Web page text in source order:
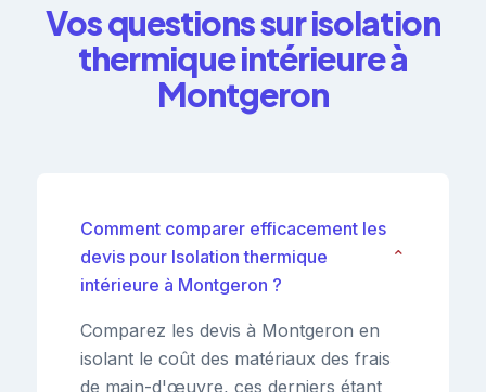
Vos questions sur isolation
thermique intérieure à
Montgeron
Comment comparer efficacement les
devis pour Isolation thermique
intérieure à Montgeron ?
⌄
Comparez les devis à Montgeron en
isolant le coût des matériaux des frais
de main-d'œuvre, ces derniers étant